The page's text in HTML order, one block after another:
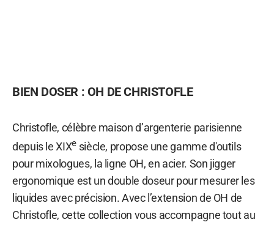
BIEN DOSER : OH DE CHRISTOFLE
Christofle, célèbre maison d’argenterie parisienne
depuis le XIXesiècle, propose une gamme d'outils
pour mixologues, la ligne OH, en acier. Son jigger
ergonomique est un double doseur pour mesurer les
liquides avec précision. Avec l’extension de OH de
Christofle, cette collection vous accompagne tout au